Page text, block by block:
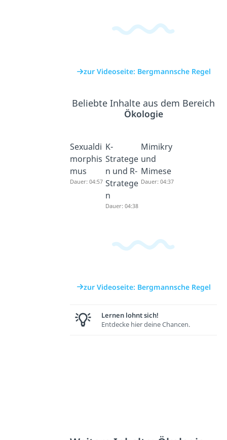
zur Videoseite: Bergmannsche Regel
Beliebte Inhalte aus dem Bereich
Ökologie
Sexualdi
morphis
mus
Dauer: 04:57
K-
Stratege
n und R-
Stratege
n
Dauer: 04:38
Mimikry
und
Mimese
Dauer: 04:37
zur Videoseite: Bergmannsche Regel
Lernen lohnt sich!
Entdecke hier deine Chancen.